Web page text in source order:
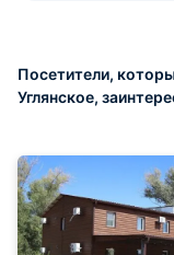
Посетители,
Углянское,